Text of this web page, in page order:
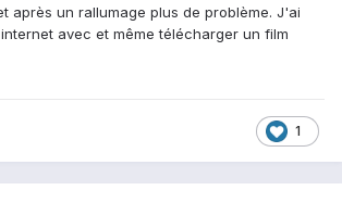
après un rallumage plus de problème. J'ai
avec et même télécharger un film
1